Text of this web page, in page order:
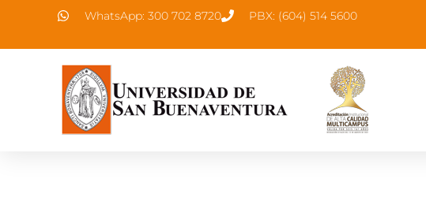
WhatsApp: 300 702 8720 PBX: (604) 514 5600